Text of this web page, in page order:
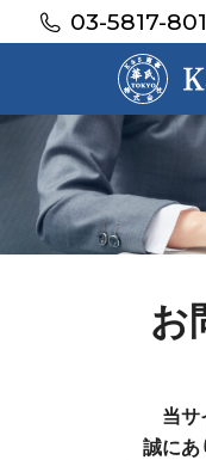
03-5817-
お
当サ
誠にあ